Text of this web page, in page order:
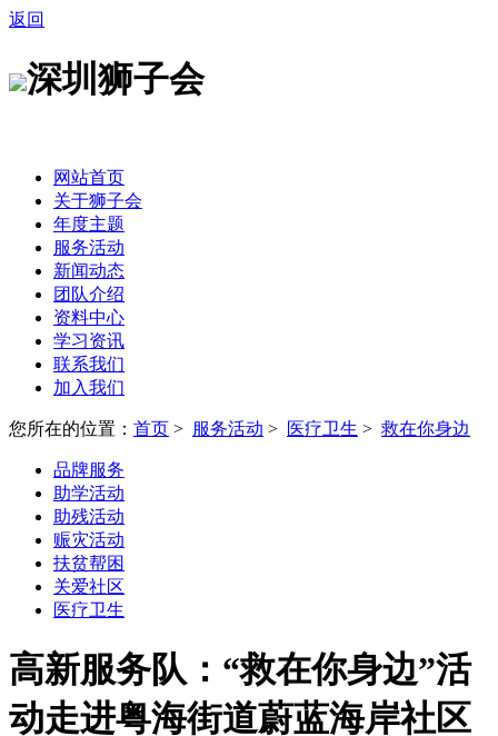
返回
深圳狮子会
网站首页
关于狮子会
年度主题
服务活动
新闻动态
团队介绍
资料中心
学习资讯
联系我们
加入我们
您所在的位置： 首页 > 服务活动 > 医疗卫生 > 救在你身边
品牌服务
助学活动
助残活动
赈灾活动
扶贫帮困
关爱社区
医疗卫生
高新服务队：“救在你身边”活
动走进粤海街道蔚蓝海岸社区